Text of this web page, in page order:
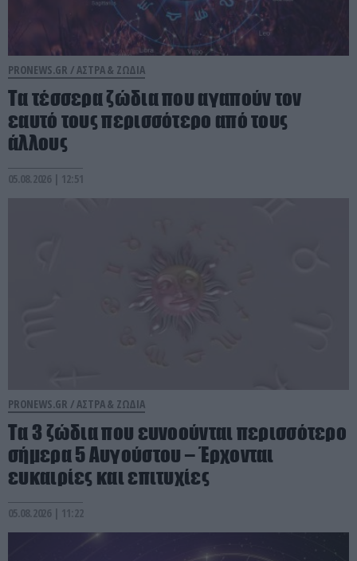
PRONEWS.GR / ΑΣΤΡΑ & ΖΩΔΙΑ
Τα τέσσερα ζώδια που αγαπούν τον
εαυτό τους περισσότερο από τους
άλλους
05.08.2026 | 12:51
PRONEWS.GR /ΑΣΤΡΑ & ΖΩΔΙΑ
Τα 3 ζώδια που ευνοούνται περισσότερο
σήμερα 5 Αυγούστου – Έρχονται
ευκαιρίες και επιτυχίες
05.08.2026 | 11:22